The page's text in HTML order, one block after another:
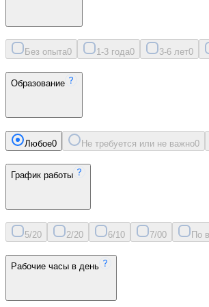
Без опыта0 1-3 года0 3-6 лет0
Образование
Любое0 Не требуется или не важно0
График работы
5/20 2/20 6/10 7/00 По
Рабочие часы в день